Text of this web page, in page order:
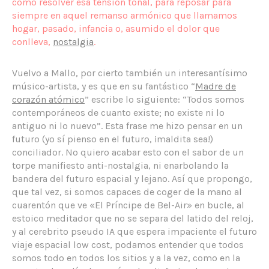
siempre en aquel remanso armónico que llamamos
hogar, pasado, infancia o, asumido el dolor que
conlleva, nostalgia.
Vuelvo a Mallo, por cierto también un interesantísimo
músico-artista, y es que en su fantástico “Madre de
corazón atómico” escribe lo siguiente: “Todos somos
contemporáneos de cuanto existe; no existe ni lo
antiguo ni lo nuevo”. Esta frase me hizo pensar en un
futuro (yo sí pienso en el futuro, ¡maldita sea!)
conciliador. No quiero acabar esto con el sabor de un
torpe manifiesto anti-nostalgia, ni enarbolando la
bandera del futuro espacial y lejano. Así que propongo,
que tal vez, si somos capaces de coger de la mano al
cuarentón que ve «El Príncipe de Bel-Air» en bucle, al
estoico meditador que no se separa del latido del reloj,
y al cerebrito pseudo IA que espera impaciente el futuro
viaje espacial low cost, podamos entender que todos
somos todo en todos los sitios y a la vez, como en la